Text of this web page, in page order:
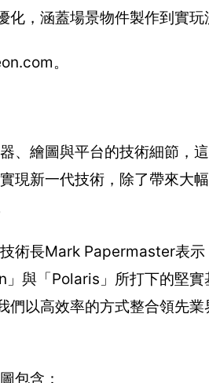
化，涵蓋場景物件製作到實玩
。
、繪圖與平台的技術細節，
現新一代技術，除了帶來大
術長Mark Papermaster表
」與「Polaris」所打下的堅
們以高效率的方式整合領先
包含：